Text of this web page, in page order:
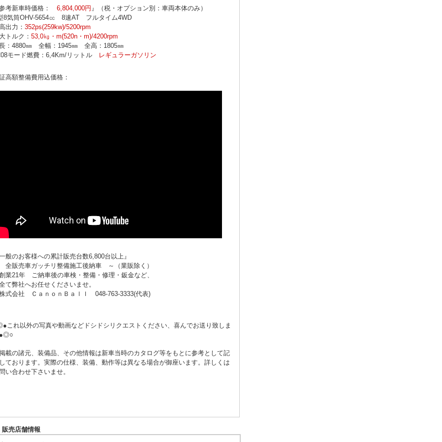
参考新車時価格： 6,804,000円 』（税・オプション別：車両本体のみ）
8気筒OHV-5654㏄ 8速AT フルタイム4WD
出力： 352ps(259kw)/5200rpm
トルク： 53,0㎏・m(520n・m)/4200rpm
：4880㎜ 全幅：1945㎜ 全高：1805㎜
モード燃費：6,4Km/リットル
レギュラーガソリン
高額整備費用込価格：
一般のお客様への累計販売台数6,800台以上』
全販売車ガッチリ整備施工後納車 ～（業販除く）
業21年 ご納車後の車検・整備・修理・鈑金など、
て弊社へお任せくださいませ。
式会社 ＣａｎｏｎＢａｌｌ 048-763-3333(代表)
これ以外の写真や動画などドシドシリクエストください、喜んでお送り致しま
載の諸元、装備品、その他情報は新車当時のカタログ等をもとに参考として記
ております。実際の仕様、装備、動作等は異なる場合が御座います。詳しくは
い合わせ下さいませ。
販売店舗情報